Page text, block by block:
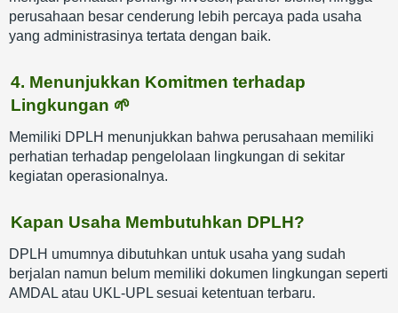
perusahaan besar cenderung lebih percaya pada usaha
yang administrasinya tertata dengan baik.
4. Menunjukkan Komitmen terhadap
Lingkungan 🌱
Memiliki DPLH menunjukkan bahwa perusahaan memiliki
perhatian terhadap pengelolaan lingkungan di sekitar
kegiatan operasionalnya.
Kapan Usaha Membutuhkan DPLH?
DPLH umumnya dibutuhkan untuk usaha yang sudah
berjalan namun belum memiliki dokumen lingkungan seperti
AMDAL atau UKL-UPL sesuai ketentuan terbaru.